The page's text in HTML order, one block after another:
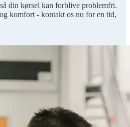
din kørsel kan forblive problemfri.
komfort - kontakt os nu for en tid,